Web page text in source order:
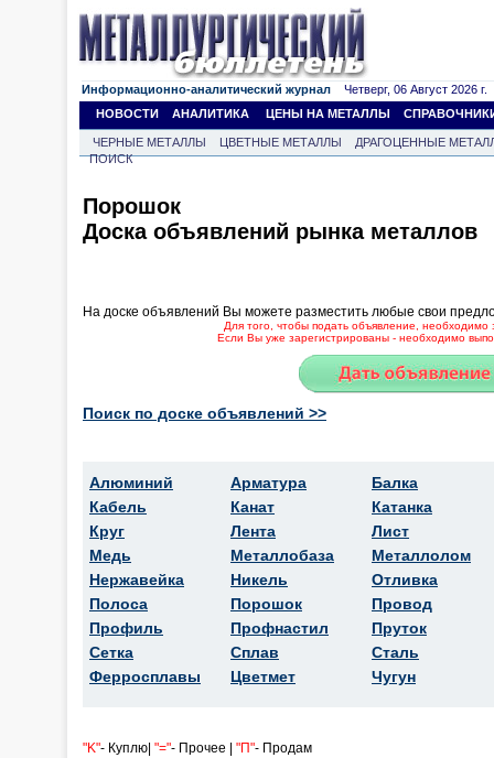
Информационно-аналитический журнал Четверг, 06 Август 2026 г.
НОВОСТИ
АНАЛИТИКА ЦЕНЫ НА МЕТАЛЛЫ
ЧЕРНЫЕ МЕТАЛЛЫ ЦВЕТНЫЕ МЕТАЛЛЫ
ДРАГОЦЕННЫЕ
ПОИСК
Порошок
Доска объявлений рынка металлов
На доске объявлений Вы можете разместить любые свои
Для того, чтобы подать объявление, необходимо
Если Вы уже зарегистрированы - необходимо
Поиск по доске объявлений >>
Алюминий
Кабель
Круг
Медь
Нержавейка
Полоса
Профиль
Сетка
Ферросплавы
Арматура
Канат
Лента
Металлобаза
Никель
Порошок
Профнастил
Сплав
Цветмет
Балка
Катанка
Лист
Металлолом
Отливка
Провод
Пруток
Сталь
Чугун
"K"- Куплю| "="- Прочее | "П"- Продам